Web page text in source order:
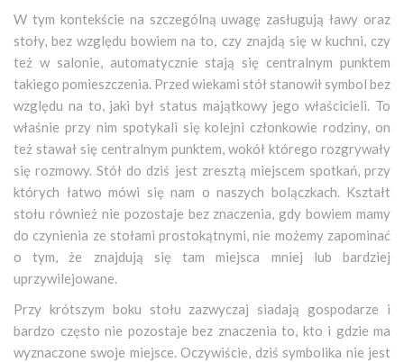
W tym kontekście na szczególną uwagę zasługują ławy oraz
stoły, bez względu bowiem na to, czy znajdą się w kuchni, czy
też w salonie, automatycznie stają się centralnym punktem
takiego pomieszczenia. Przed wiekami stół stanowił symbol bez
względu na to, jaki był status majątkowy jego właścicieli. To
właśnie przy nim spotykali się kolejni członkowie rodziny, on
też stawał się centralnym punktem, wokół którego rozgrywały
się rozmowy. Stół do dziś jest zresztą miejscem spotkań, przy
których łatwo mówi się nam o naszych bolączkach. Kształt
stołu również nie pozostaje bez znaczenia, gdy bowiem mamy
do czynienia ze stołami prostokątnymi, nie możemy zapominać
o tym, że znajdują się tam miejsca mniej lub bardziej
uprzywilejowane.
Przy krótszym boku stołu zazwyczaj siadają gospodarze i
bardzo często nie pozostaje bez znaczenia to, kto i gdzie ma
wyznaczone swoje miejsce. Oczywiście, dziś symbolika nie jest